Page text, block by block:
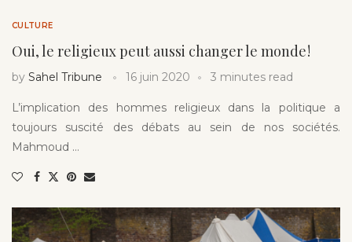
CULTURE
Oui, le religieux peut aussi changer le monde !
by Sahel Tribune 16 juin 2020 3 minutes read
L’implication des hommes religieux dans la politique a
toujours suscité des débats au sein de nos sociétés.
Mahmoud …